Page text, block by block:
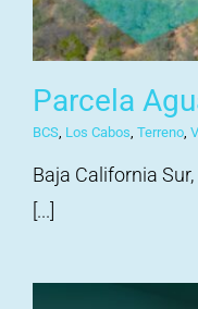
Parcela
BCS, Los Cabos, Terreno,
Baja California
[...]